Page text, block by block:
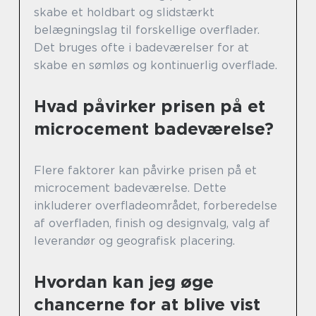
skabe et holdbart og slidstærkt
belægningslag til forskellige overflader.
Det bruges ofte i badeværelser for at
skabe en sømløs og kontinuerlig overflade.
Hvad påvirker prisen på et
microcement badeværelse?
Flere faktorer kan påvirke prisen på et
microcement badeværelse. Dette
inkluderer overfladeområdet, forberedelse
af overfladen, finish og designvalg, valg af
leverandør og geografisk placering.
Hvordan kan jeg øge
chancerne for at blive vist